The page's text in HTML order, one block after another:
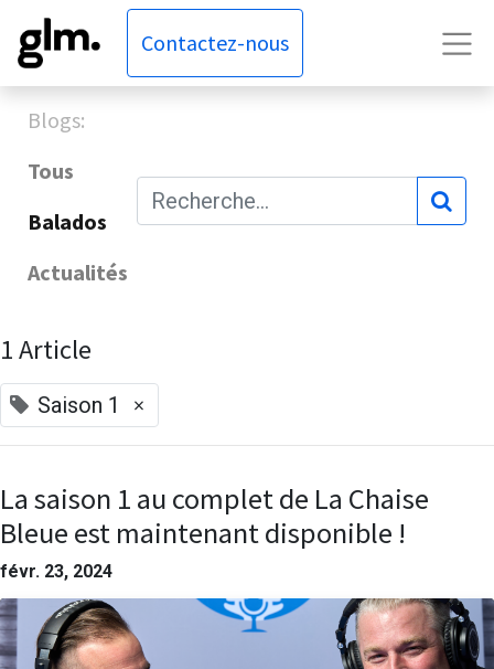
Contactez-nous
Blogs:
Tous
Balados
Actualités
1 Article
Saison 1 ×
La saison 1 au complet de La Chaise
Bleue est maintenant disponible !
févr. 23, 2024